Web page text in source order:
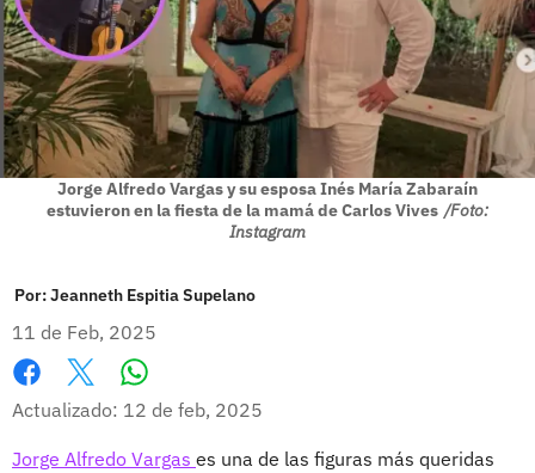
Jorge Alfredo Vargas y su esposa Inés María Zabaraín
estuvieron en la fiesta de la mamá de Carlos Vives /Foto:
Instagram
Por:Jeanneth Espitia Supelano
11 de Feb, 2025
Facebook
X
Actualizado: 12 de feb, 2025
Jorge Alfredo Vargas es una de las figuras más queridas